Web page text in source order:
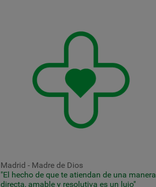
Madrid - Madre de Dios
"El hecho de que te atiendan de una manera
directa, amable y resolutiva es un lujo"